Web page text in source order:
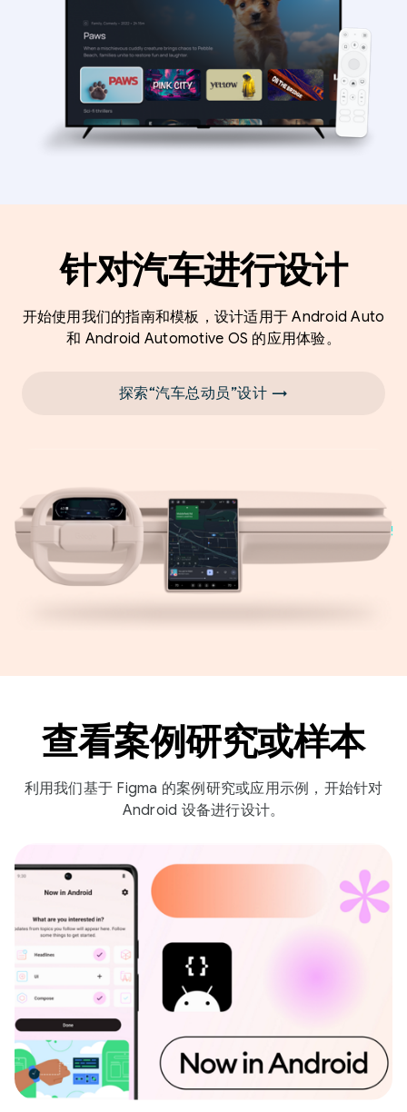
针对汽车进行设计
开始使用我们的指南和模板，设计适用于 Android Auto
和 Android Automotive OS 的应用体验。
探索“汽车总动员”设计 →
查看案例研究或样本
利用我们基于 Figma 的案例研究或应用示例，开始针对
Android 设备进行设计。